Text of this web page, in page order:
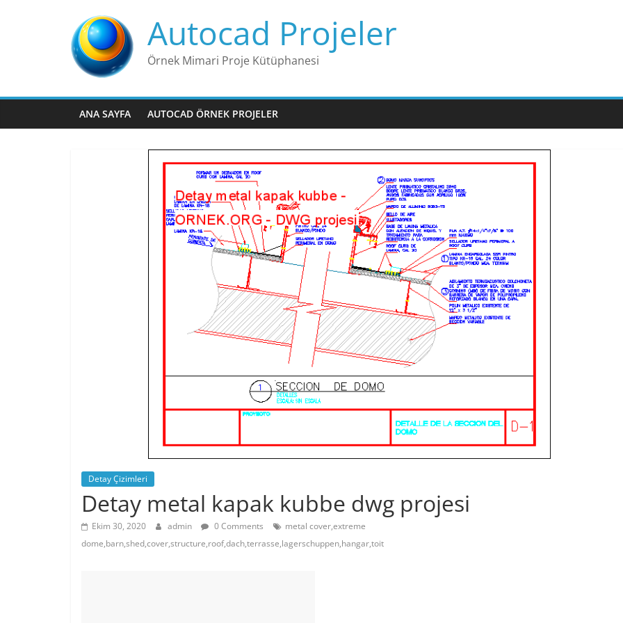
Autocad Projeler
Örnek Mimari Proje Kütüphanesi
ANA SAYFA AUTOCAD ÖRNEK PROJELER
Detay Çizimleri
Detay metal kapak kubbe dwg projesi
Ekim 30, 2020 admin 0 Comments
metal cover,extreme
dome,barn,shed,cover,structure,roof,dach,terrasse,lagerschuppen,hangar,toit